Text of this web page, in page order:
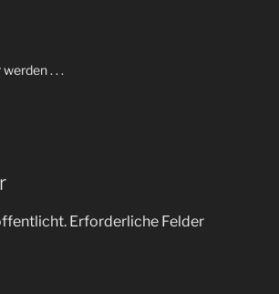
. . .
Erforderliche Felder